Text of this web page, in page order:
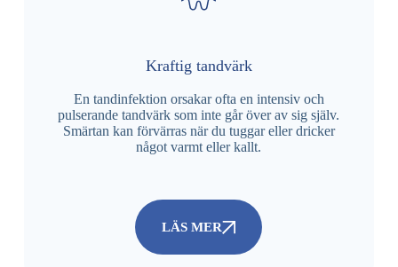
Kraftig tandvärk
En tandinfektion orsakar ofta en intensiv och
pulserande tandvärk som inte går över av sig själv.
Smärtan kan förvärras när du tuggar eller dricker
något varmt eller kallt.
LÄS MER